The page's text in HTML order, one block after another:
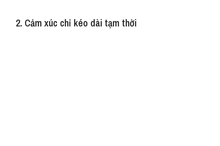
2. Cảm xúc chỉ kéo dài tạm thời